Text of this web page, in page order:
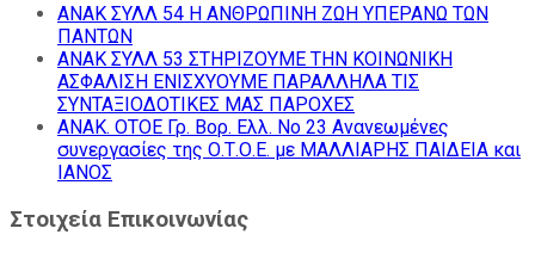
ΑΝΑΚ ΣΥΛΛ 54 Η ΑΝΘΡΩΠΙΝΗ ΖΩΗ ΥΠΕΡΑΝΩ ΤΩΝ
ΠΑΝΤΩΝ
ΑΝΑΚ ΣΥΛΛ 53 ΣΤΗΡΙΖΟΥΜΕ ΤΗΝ ΚΟΙΝΩΝΙΚΗ
ΑΣΦΑΛΙΣΗ ΕΝΙΣΧΥΟΥΜΕ ΠΑΡΑΛΛΗΛΑ ΤΙΣ
ΣΥΝΤΑΞΙΟΔΟΤΙΚΕΣ ΜΑΣ ΠΑΡΟΧΕΣ
ΑΝΑΚ. ΟΤΟΕ Γρ. Βορ. Ελλ. Νο 23 Ανανεωμένες
συνεργασίες της Ο.Τ.Ο.Ε. με ΜΑΛΛΙΑΡΗΣ ΠΑΙΔΕΙΑ και
ΙΑΝΟΣ
Στοιχεία Επικοινωνίας